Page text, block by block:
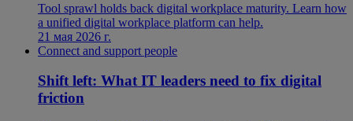
Tool sprawl holds back digital workplace maturity. Learn how
a unified digital workplace platform can help.
21 мая 2026 г.
Connect and support people
Shift left: What IT leaders need to fix digital
friction